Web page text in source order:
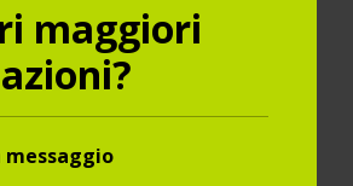
maggiori
messaggio